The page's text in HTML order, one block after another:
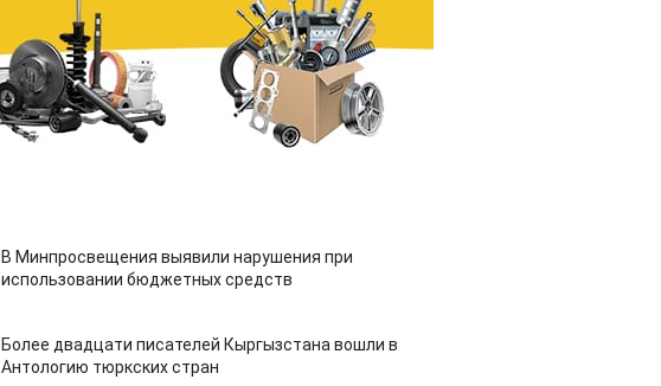
В Минпросвещения выявили нарушения при
использовании бюджетных средств
Более двадцати писателей Кыргызстана вошли в
Антологию тюркских стран